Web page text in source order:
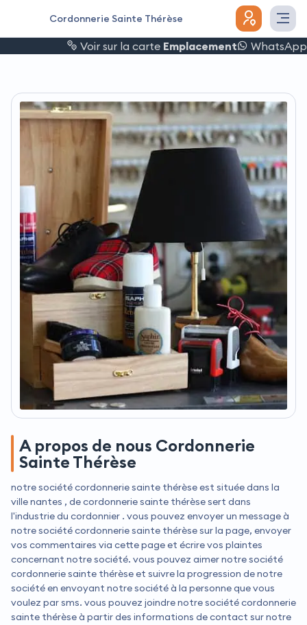
Cordonnerie Sainte Thérèse
Voir sur la carte Emplacement WhatsApp
A propos de nous Cordonnerie
Sainte Thérèse
notre société cordonnerie sainte thérèse est située dans la
ville nantes , de cordonnerie sainte thérèse sert dans
l'industrie du cordonnier . vous pouvez envoyer un message à
notre société cordonnerie sainte thérèse sur la page, envoyer
vos commentaires via cette page et écrire vos plaintes
concernant notre société. vous pouvez aimer notre société
cordonnerie sainte thérèse et suivre la progression de notre
société en envoyant notre société à la personne que vous
voulez par sms. vous pouvez joindre notre société cordonnerie
sainte thérèse à partir des informations de contact sur notre